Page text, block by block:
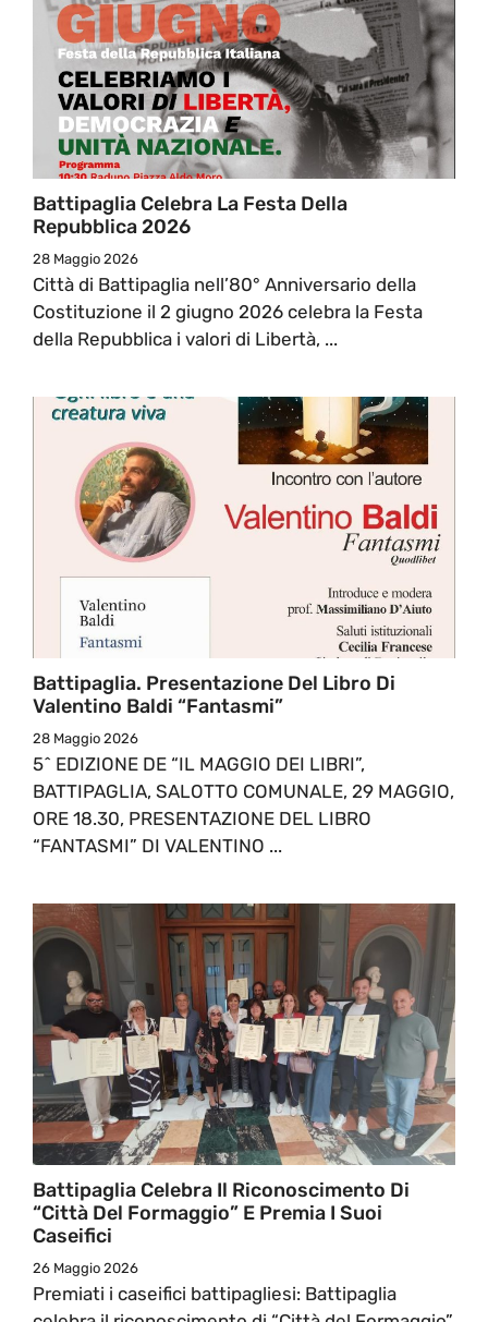
Battipaglia Celebra La Festa Della
Repubblica 2026
28 Maggio 2026
Città di Battipaglia nell’80° Anniversario della
Costituzione il 2 giugno 2026 celebra la Festa
della Repubblica i valori di Libertà, ...
Battipaglia. Presentazione Del Libro Di
Valentino Baldi “Fantasmi”
28 Maggio 2026
5^ EDIZIONE DE “IL MAGGIO DEI LIBRI”,
BATTIPAGLIA, SALOTTO COMUNALE, 29 MAGGIO,
ORE 18.30, PRESENTAZIONE DEL LIBRO
“FANTASMI” DI VALENTINO ...
Battipaglia Celebra Il Riconoscimento Di
“Città Del Formaggio” E Premia I Suoi
Caseifici
26 Maggio 2026
Premiati i caseifici battipagliesi: Battipaglia